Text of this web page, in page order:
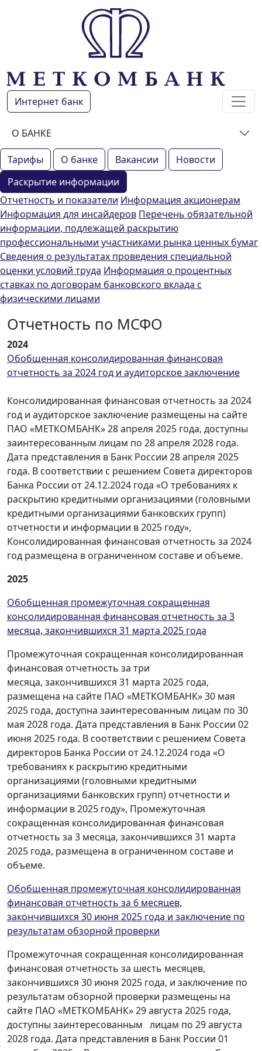
Интернет банк
О БАНКЕ
Тарифы О банке Вакансии
Новости
Раскрытие информации
Отчетность и показатели Информация акционерам
Информация для инсайдеров Перечень обязательной
информации, подлежащей раскрытию
профессиональными участниками рынка ценных бумаг
Сведения о результатах проведения специальной
оценки условий труда Информация о процентных
ставках по договорам банковского вклада с
физическими лицами
Отчетность по МСФО
2024
Обобщенная консолидированная финансовая
отчетность за 2024 год и аудиторское заключение
Консолидированная финансовая отчетность за 2024
год и аудиторское заключение размещены на сайте
ПАО «МЕТКОМБАНК» 28 апреля 2025 года, доступны
заинтересованным лицам по 28 апреля 2028 года.
Дата представления в Банк России 28 апреля 2025
года. В соответствии с решением Совета директоров
Банка России от 24.12.2024 года «О требованиях к
раскрытию кредитными организациями (головными
кредитными организациями банковских групп)
отчетности и информации в 2025 году»,
Консолидированная финансовая отчетность за 2024
год размещена в ограниченном составе и объеме.
2025
Обобщенная промежуточная сокращенная
консолидированная финансовая отчетность за 3
месяца, закончившихся 31 марта 2025 года
Промежуточная сокращенная консолидированная
финансовая отчетность за три
месяца, закончившихся 31 марта 2025 года,
размещена на сайте ПАО «МЕТКОМБАНК» 30 мая
2025 года, доступна заинтересованным лицам по 30
мая 2028 года. Дата представления в Банк России 02
июня 2025 года. В соответствии с решением Совета
директоров Банка России от 24.12.2024 года «О
требованиях к раскрытию кредитными
организациями (головными кредитными
организациями банковских групп) отчетности и
информации в 2025 году», Промежуточная
сокращенная консолидированная финансовая
отчетность за 3 месяца, закончившихся 31 марта
2025 года, размещена в ограниченном составе и
объеме.
Обобщенная промежуточная консолидированная
финансовая отчетность за 6 месяцев,
закончившихся 30 июня 2025 года и заключение по
результатам обзорной проверки
Промежуточная сокращенная консолидированная
финансовая отчетность за шесть месяцев,
закончившихся 30 июня 2025 года, и заключение по
результатам обзорной проверки размещены на
сайте ПАО «МЕТКОМБАНК» 29 августа 2025 года,
доступны заинтересованным лицам по 29 августа
2028 года. Дата представления в Банк России 01